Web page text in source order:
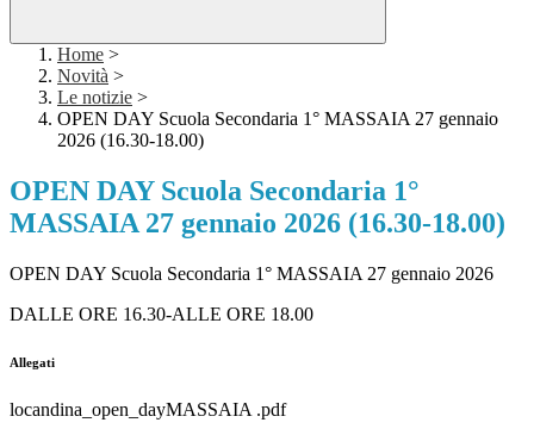
Home >
Novità >
Le notizie >
OPEN DAY Scuola Secondaria 1° MASSAIA 27 gennaio
2026 (16.30-18.00)
OPEN DAY Scuola Secondaria 1°
MASSAIA 27 gennaio 2026 (16.30-18.00)
OPEN DAY Scuola Secondaria 1° MASSAIA 27 gennaio 2026
DALLE ORE 16.30-ALLE ORE 18.00
Allegati
locandina_open_dayMASSAIA .pdf